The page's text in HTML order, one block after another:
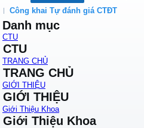
Công khai Tự đánh giá CTĐT
Danh mục
CTU
CTU
TRANG CHỦ
TRANG CHỦ
GIỚI THIỆU
GIỚI THIỆU
Giới Thiệu Khoa
Giới Thiệu Khoa